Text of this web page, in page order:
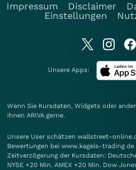
Impressum
Disclaimer
Einstellungen
Unsere Apps:
Wenn Sie Kursdaten, Widgets oder
Ihnen ARIVA gerne.
Unsere User schätzen wallstreet-
Bewertungen bei www.kagels-trading.de
Zeitverzögerung der Kursdaten:
NYSE +20 Min. AMEX +20 Min. Dow